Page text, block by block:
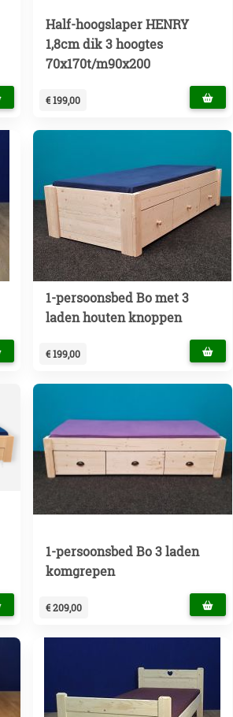
Half-hoogslaper HENRY
1,8cm dik 3 hoogtes
70x170t/m90x200
€ 199,00
1-persoonsbed Bo met 3
laden houten knoppen
€ 199,00
1-persoonsbed Bo 3 laden
komgrepen
€ 209,00